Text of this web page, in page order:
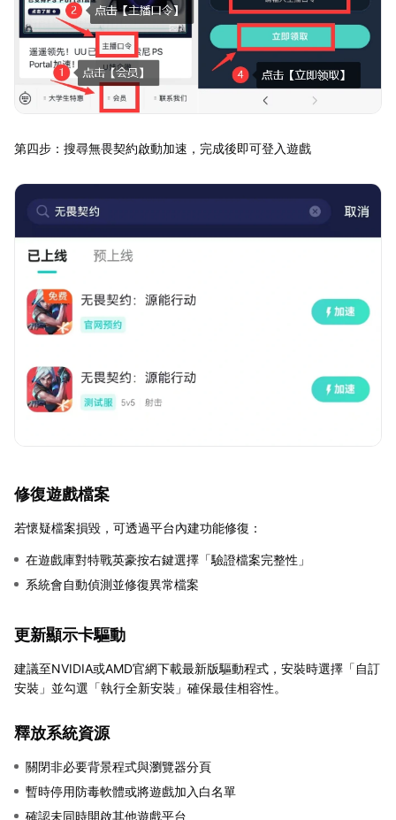
第四步：搜尋無畏契約啟動加速，完成後即可登入遊戲
修復遊戲檔案
若懷疑檔案損毀，可透過平台內建功能修復：
在遊戲庫對特戰英豪按右鍵選擇「驗證檔案完整性」
系統會自動偵測並修復異常檔案
更新顯示卡驅動
建議至NVIDIA或AMD官網下載最新版驅動程式，安裝時選擇「自訂
安裝」並勾選「執行全新安裝」確保最佳相容性。
釋放系統資源
關閉非必要背景程式與瀏覽器分頁
暫時停用防毒軟體或將遊戲加入白名單
確認未同時開啟其他遊戲平台